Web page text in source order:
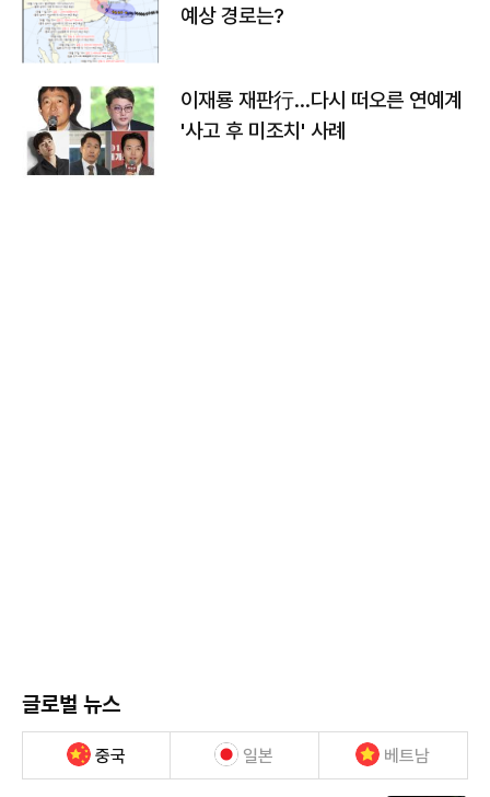
예상 경로는?
이재룡 재판行…다시 떠오른 연예계
'사고 후 미조치' 사례
글로벌 뉴스
중국 일본 베트남